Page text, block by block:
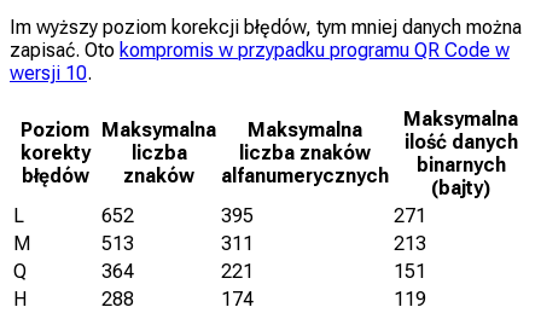
Im wyższy poziom korekcji błędów, tym mniej danych można
zapisać. Oto kompromis w przypadku programu QR Code w
wersji 10.
Poziom
korekty
błędów
Maksymalna
liczba
znaków
Maksymalna
liczba znaków
alfanumerycznych
Maksymalna
ilość danych
binarnych
(bajty)
L
652 395
271
M
513 311
213
Q
364 221
151
H
288 174
119